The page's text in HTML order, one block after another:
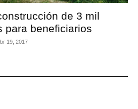
de 3 mil
para beneficiarios
19, 2017